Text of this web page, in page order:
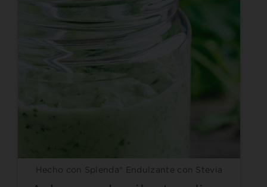
Hecho con Splenda® Endulzante con Stevia